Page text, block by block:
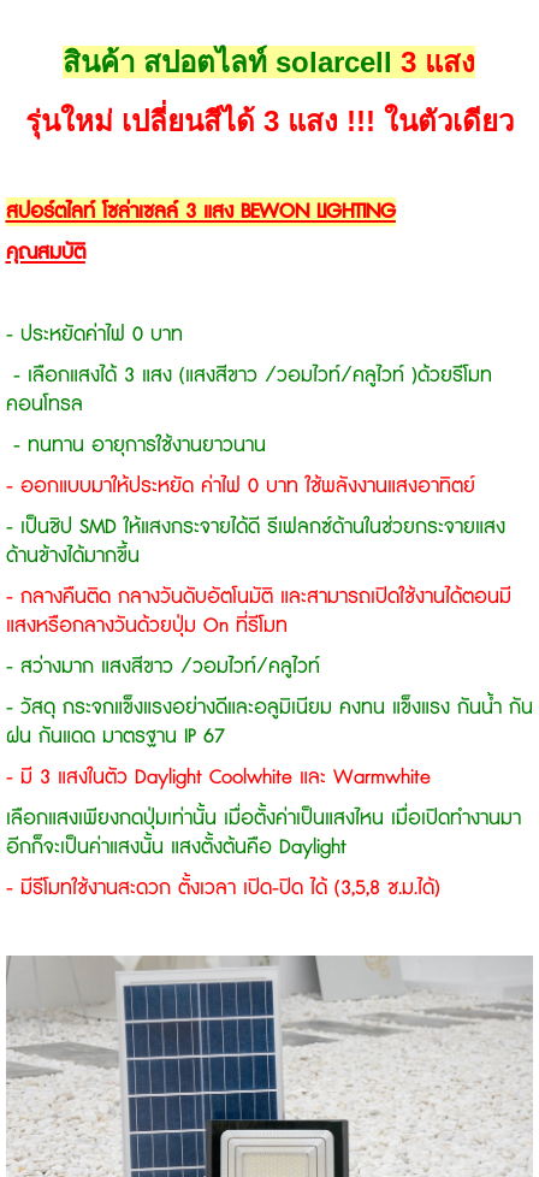
สินค้า สปอตไลท์ solarcell 3 แสง
รุ่นใหม่ เปลี่ยนสีได้ 3 แสง !!! ในตัวเดียว
สปอร์ตไลท์ โซล่าเซลล์ 3 แสง BEWON LIGHTING
คุณสมบัติ
- ประหยัดค่าไฟ 0 บาท
- เลือกแสงได้ 3 แสง (แสงสีขาว /วอมไวท์/คลูไวท์ )ด้วยรีโมท
คอนโทรล
- ทนทาน อายุการใช้งานยาวนาน
- ออกแบบมาให้ประหยัด ค่าไฟ 0 บาท ใช้พลังงานแสงอาทิตย์
- เป็นชิป SMD ให้แสงกระจายได้ดี รีเฟลกซ์ด้านในช่วยกระจายแสง
ด้านข้างได้มากขึ้น
- กลางคืนติด กลางวันดับอัตโนมัติ และสามารถเปิดใช้งานได้ตอนมี
แสงหรือกลางวันด้วยปุ่ม On ที่รีโมท
- สว่างมาก แสงสีขาว /วอมไวท์/คลูไวท์
- วัสดุ กระจกแข็งแรงอย่างดีและอลูมิเนียม คงทน แข็งแรง กันน้ำ กัน
ฝน กันแดด มาตรฐาน IP 67
- มี 3 แสงในตัว Daylight Coolwhite และ Warmwhite
เลือกแสงเพียงกดปุ่มเท่านั้น เมื่อตั้งค่าเป็นแสงไหน เมื่อเปิดทำงานมา
อีกก็จะเป็นค่าแสงนั้น แสงตั้งต้นคือ Daylight
- มีรีโมทใช้งานสะดวก ตั้งเวลา เปิด-ปิด ได้ (3,5,8 ช.ม.ได้)